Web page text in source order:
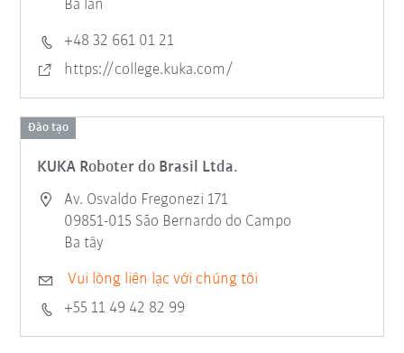
Ba lan
+48 32 661 01 21
https://college.kuka.com/
Đào tạo
KUKA Roboter do Brasil Ltda.
Av. Osvaldo Fregonezi 171
09851-015 São Bernardo do Campo
Ba tây
Vui lòng liên lạc với chúng tôi
+55 11 49 42 82 99